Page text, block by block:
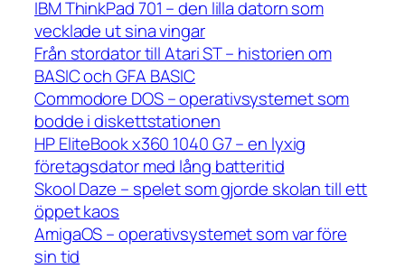
IBM ThinkPad 701 – den lilla datorn som
vecklade ut sina vingar
Från stordator till Atari ST – historien om
BASIC och GFA BASIC
Commodore DOS – operativsystemet som
bodde i diskettstationen
HP EliteBook x360 1040 G7 – en lyxig
företagsdator med lång batteritid
Skool Daze – spelet som gjorde skolan till ett
öppet kaos
AmigaOS – operativsystemet som var före
sin tid